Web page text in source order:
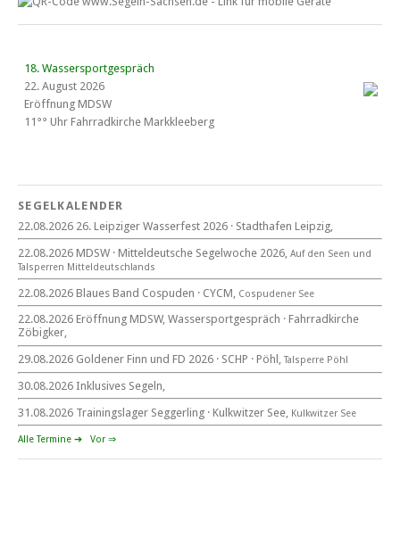
18. Wassersportgespräch
22. August 2026
Eröffnung MDSW
11°° Uhr Fahrrad­kirche Markkleeberg
22. August 2026
beim CYCM
für alle Segler am See
Mitteldeutsche Segelwoche
22. – 30. August 2026 in Sachsen · Thüringen · Sachsen Anhalt
Goldener Finn und FD 2026
29. – 30. August 2026
beim SCHP auf der Talsperre Pöhl
SEGELKALENDER
22.08.2026 26. Leipziger Wasserfest 2026 · Stadthafen Leipzig,
22.08.2026 MDSW · Mitteldeutsche Segelwoche 2026, Auf den Seen und
Tal­sperren Mittel­deut­sch­lands
22.08.2026 Blaues Band Cospuden · CYCM, Cospudener See
22.08.2026 Eröffnung MDSW, Wassersportgespräch · Fahrradkirche
Zöbigker,
29.08.2026 Goldener Finn und FD 2026 · SCHP · Pöhl, Talsperre Pöhl
30.08.2026 Inklusives Segeln,
31.08.2026 Trainingslager Seggerling · Kulkwitzer See, Kulkwitzer See
Alle Termine ➔ Vor ⇒